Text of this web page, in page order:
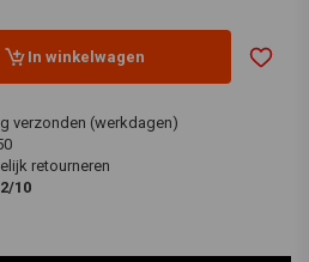
In winkelwagen
verzonden (werkdagen)
retourneren
10